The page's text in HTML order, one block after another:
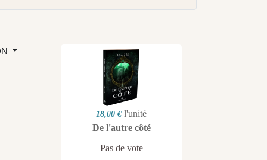
18,00 € l'unité
De l'autre côté
Pas de vote